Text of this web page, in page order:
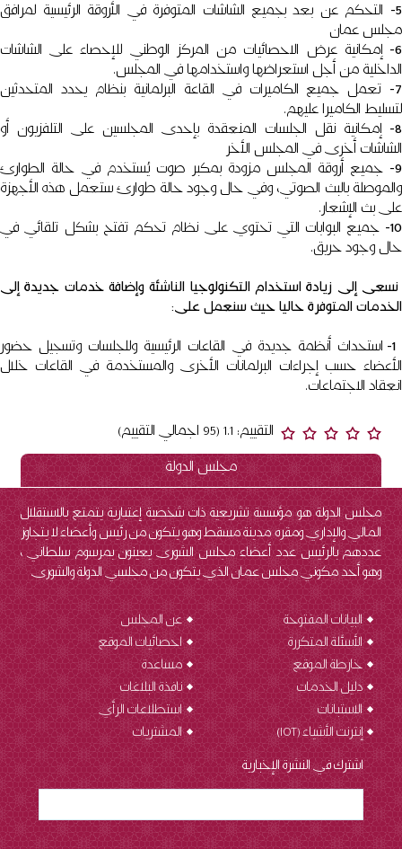
5- التحكم عن بعد بجميع الشاشات المتوفرة في الأروقة الرئيسية لمرافق
مجلس عمان
6- إمكانية عرض الاحصائيات من المركز الوطني للإحصاء على الشاشات
الداخلية من أجل استعراضها واستخدامها في المجلس.
7- تعمل جميع الكاميرات في القاعة البرلمانية بنظام يحدد المتحدثين
لتسليط الكاميرا عليهم.
8- إمكانية نقل الجلسات المنعقدة بإحدى المجلسين على التلفزيون أو
الشاشات أخرى في المجلس الأخر
9- جميع أروقة المجلس مزودة بمكبر صوت يُستخدم في حالة الطوارئ
والموصلة بالبث الصوتي، وفي حال وجود حالة طوارئ ستعمل هذه الأجهزة
على بث الإشعار.
10- جميع البوابات التي تحتوي على نظام تحكم تفتح بشكل تلقائي في
حال وجود حريق.
نسعى إلى زيادة استخدام التكنولوجيا الناشئة وإضافة خدمات جديدة إلى
الخدمات المتوفرة حاليا حيث سنعمل على:
1- استحداث أنظمة جديدة في القاعات الرئيسية وللجلسات وتسجيل حضور
الأعضاء حسب إجراءات البرلمانات الأخرى والمستخدمة في القاعات خلال
انعقاد الاجتماعات.
التقييم: 1.1 (95 اجمالي التقييم)
مجلس الدولة
مجلس الدولة هو مؤسسة تشريعية ذات شخصية إعتبارية يتمتع بالاستقلال
المالي والإداري ومقره مدينة مسقط وهو يتكون من رئيس وأعضاء لا يتجاوز
عددهم بالرئيس عدد أعضاء مجلس الشورى يعينون بمرسوم سلطاني ،
وهو أحد مكوني مجلس عمان الذي يتكون من مجلسي الدولة والشورى.
عن المجلس
البيانات المفتوحة
احصائيات الموقع
الأسئلة المتكررة
مساعدة
خارطة الموقع
نافذة البلاغات
دليل الخدمات
استطلاعات الرأي
الاستبانات
المشتريات
إنترنت الأشياء (IOT
)
اشترك في النشرة الإخبارية